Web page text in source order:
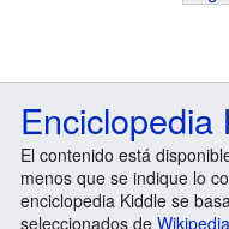
Enciclopedia
El contenido está
menos que se indique lo
enciclopedia Kiddle se
seleccionados de Wikipedia